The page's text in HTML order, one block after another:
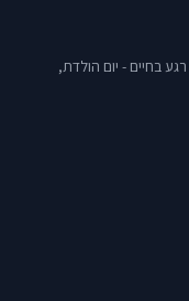
בחיים - יום הולדת,